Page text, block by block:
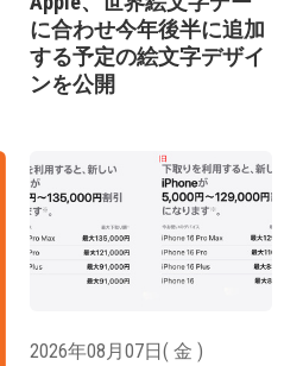
に合わせ今年後半に追加
する予定の絵文字デザイ
ンを公開
2026年08月07日( 金 )